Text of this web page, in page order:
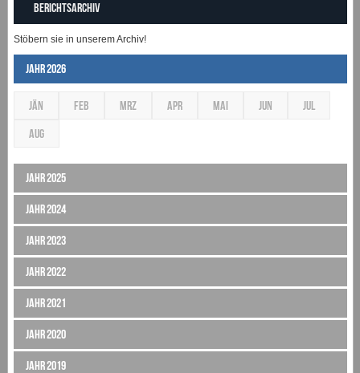
Berichtsarchiv
Stöbern sie in unserem Archiv!
Jahr 2026
JÄN FEB MRZ APR MAI JUN JUL
AUG
Jahr 2025
Jahr 2024
Jahr 2023
Jahr 2022
Jahr 2021
Jahr 2020
Jahr 2019